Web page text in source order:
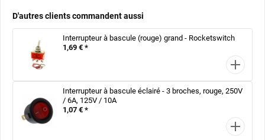
D'autres clients commandent aussi
Interrupteur à bascule (rouge) grand - Rocketswitch
1,69 € *
Interrupteur à bascule éclairé - 3 broches, rouge, 250V
/ 6A, 125V / 10A
1,07 € *